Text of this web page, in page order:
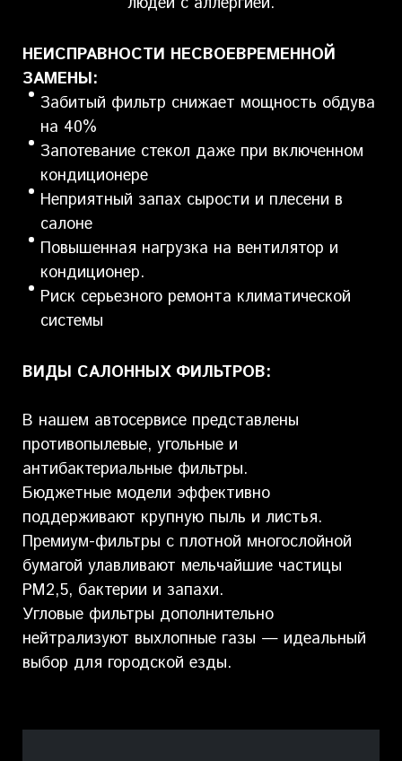
НЕИСПРАВНОСТИ НЕСВОЕВРЕМЕННОЙ
ЗАМЕНЫ:
Забитый фильтр снижает мощность обдува
на 40%
Запотевание стекол даже при включенном
кондиционере
Неприятный запах сырости и плесени в
салоне
Повышенная нагрузка на вентилятор и
кондиционер.
Риск серьезного ремонта климатической
системы
ВИДЫ САЛОННЫХ ФИЛЬТРОВ:
В нашем автосервисе представлены
противопылевые, угольные и
антибактериальные фильтры.
Бюджетные модели эффективно
поддерживают крупную пыль и листья.
Премиум-фильтры с плотной многослойной
бумагой улавливают мельчайшие частицы
PM2,5, бактерии и запахи.
Угловые фильтры дополнительно
нейтрализуют выхлопные газы — идеальный
выбор для городской езды.